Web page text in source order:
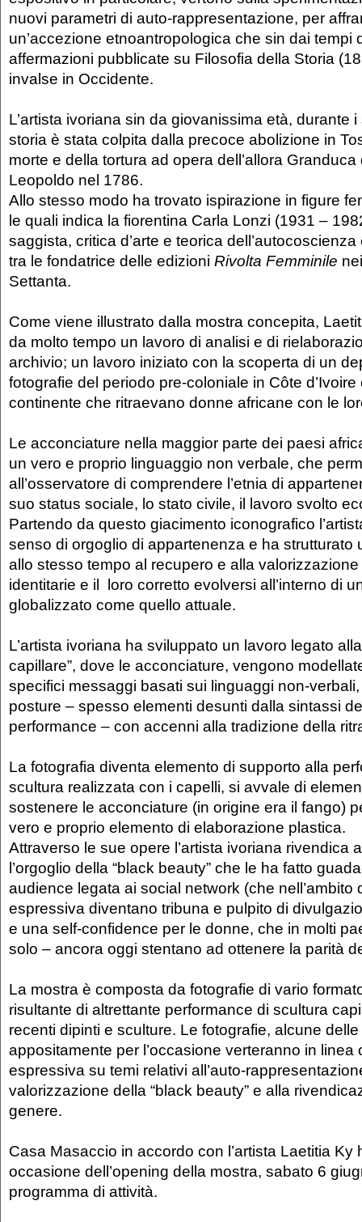
nuovi parametri di auto-rappresentazione, per
un’accezione etnoantropologica che sin dai tempi
affermazioni pubblicate su Filosofia della Storia
invalse in Occidente.
L’artista ivoriana sin da giovanissima età, durante
storia è stata colpita dalla precoce abolizione in
morte e della tortura ad opera dell’allora
Leopoldo nel 1786.
Allo stesso modo ha trovato ispirazione in figure
le quali indica la fiorentina Carla Lonzi (1931 –
saggista, critica d’arte e teorica
tra le fondatrice delle edizioni Rivolta Femminile
Settanta.
Come viene illustrato dalla mostra concepita,
da molto tempo un lavoro di analisi e di
archivio; un lavoro iniziato con la scoperta di un
fotografie del periodo pre-coloniale in Côte
continente che ritraevano donne africane con le
Le acconciature nella maggior parte dei paesi
un vero e proprio linguaggio non verbale, che
all’osservatore di comprendere l’etnia di
suo status sociale, lo stato civile, il lavoro svolto
Partendo da questo giacimento iconografico
senso di orgoglio di appartenenza e ha strutturato
allo stesso tempo al recupero e alla
identitarie e il loro corretto evolversi all’interno di
globalizzato come quello attuale.
L’artista ivoriana ha sviluppato un lavoro legato
capillare”, dove le acconciature, vengono
specifici messaggi basati sui linguaggi non-
posture – spesso elementi desunti dalla sintassi
performance – con accenni alla tradizione della
La fotografia diventa elemento di supporto alla
scultura realizzata con i capelli, si avvale di
sostenere le acconciature (in origine era il fango)
vero e proprio elemento di elaborazione plastica.
Attraverso le sue opere l’artista ivoriana rivendica
l’orgoglio della “black beauty” che le ha fatto
audience legata ai social network (che nell’ambito
espressiva diventano tribuna e pulpito di
e una self-confidence per le donne, che in molti
solo – ancora oggi stentano ad ottenere la parità
La mostra è composta da fotografie di vario
risultante di altrettante performance di scultura
recenti dipinti e sculture. Le fotografie, alcune
appositamente per l’occasione verteranno in linea
espressiva su temi relativi all’auto-
valorizzazione della “black beauty” e alla
genere.
Casa Masaccio in accordo con l’artista Laetitia Ky
occasione dell’opening della mostra, sabato 6
programma di attività.